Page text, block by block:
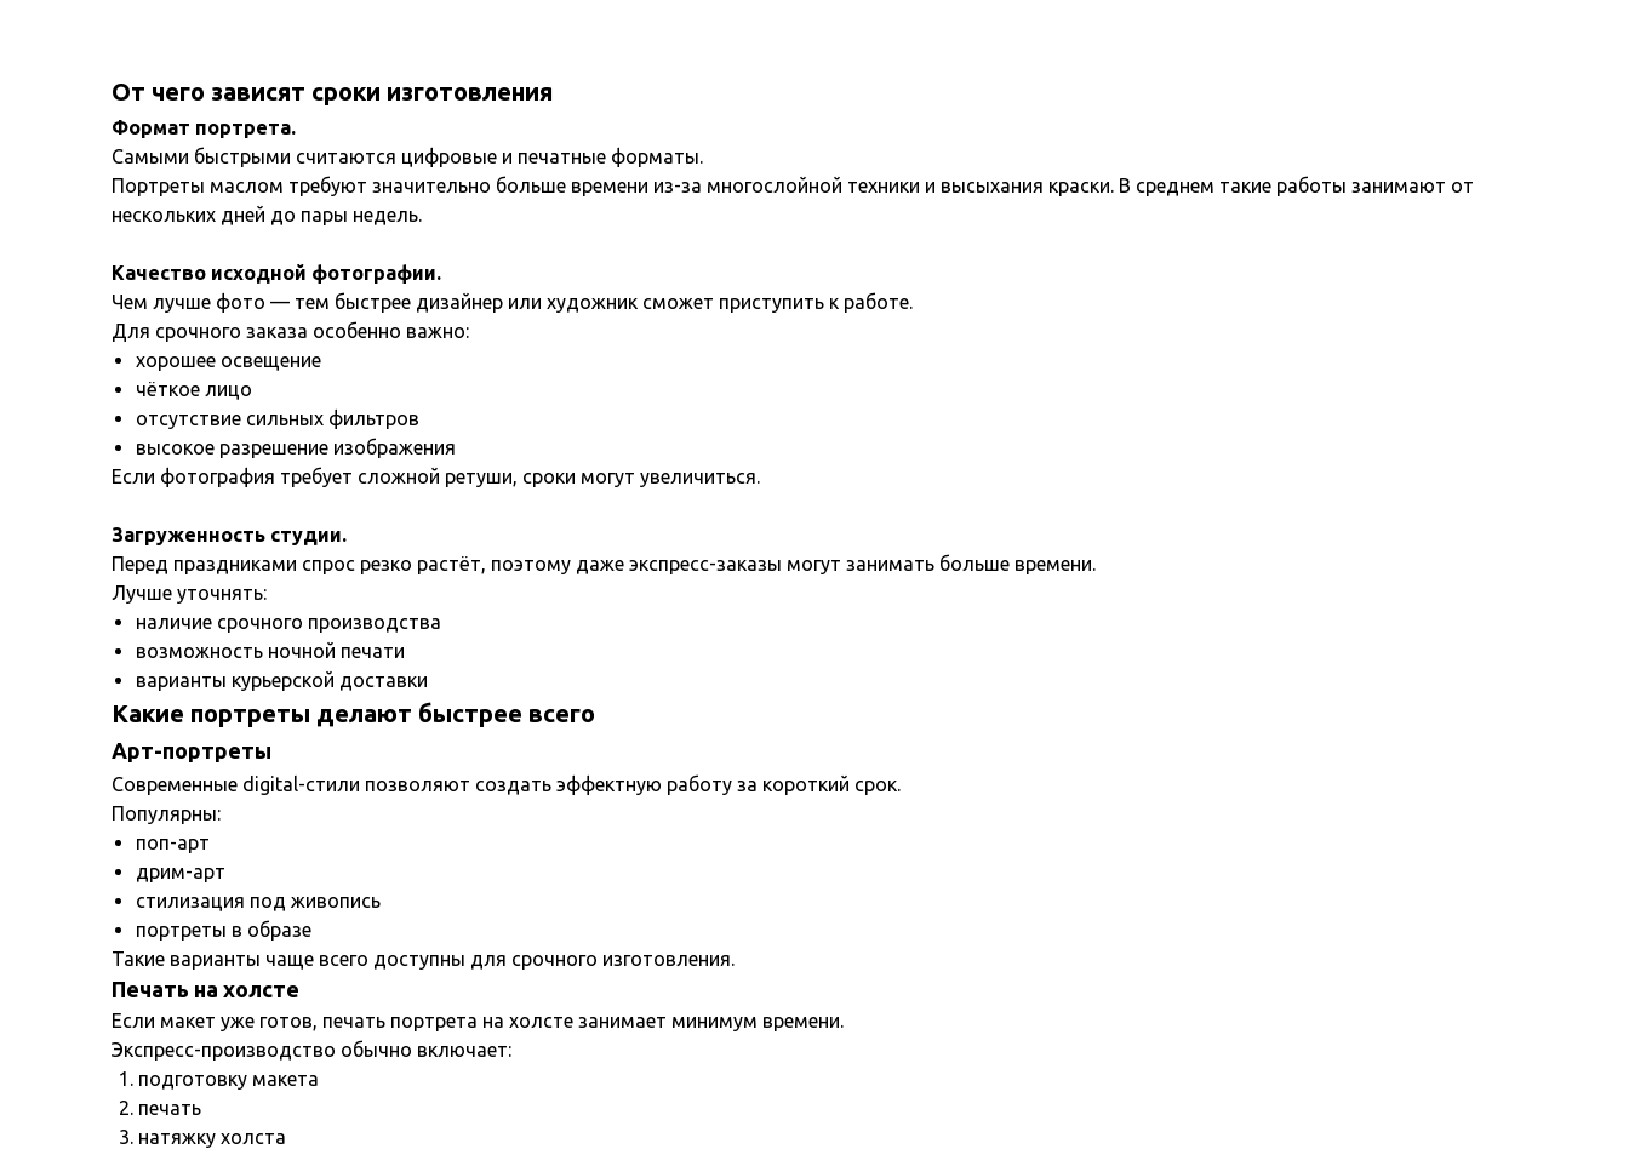
От чего зависят сроки изготовления
Формат портрета.
Самыми быстрыми считаются цифровые и печатные форматы.
Портреты маслом требуют значительно больше времени из-за многослойной техники и высыхания краски. В среднем такие работы занимают от
нескольких дней до пары недель.
Качество исходной фотографии.
Чем лучше фото — тем быстрее дизайнер или художник сможет приступить к работе.
Для срочного заказа особенно важно:
хорошее освещение
чёткое лицо
отсутствие сильных фильтров
высокое разрешение изображения
Если фотография требует сложной ретуши, сроки могут увеличиться.
Загруженность студии.
Перед праздниками спрос резко растёт, поэтому даже экспресс-заказы могут занимать больше времени.
Лучше уточнять:
наличие срочного производства
возможность ночной печати
варианты курьерской доставки
Какие портреты делают быстрее всего
Арт-портреты
Современные digital-стили позволяют создать эффектную работу за короткий срок.
Популярны:
поп-арт
дрим-арт
стилизация под живопись
портреты в образе
Такие варианты чаще всего доступны для срочного изготовления.
Печать на холсте
Если макет уже готов, печать портрета на холсте занимает минимум времени.
Экспресс-производство обычно включает:
подготовку макета
печать
натяжку холста